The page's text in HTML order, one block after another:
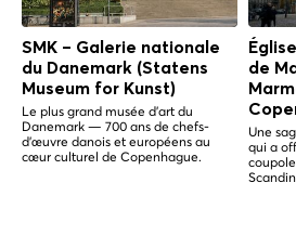
SMK – Galerie nationale
du Danemark (Statens
Museum for Kunst)
Le plus grand musée d'art du
Danemark — 700 ans de chefs-
d'œuvre danois et européens au
cœur culturel de Copenhague.
de
Une
qui a